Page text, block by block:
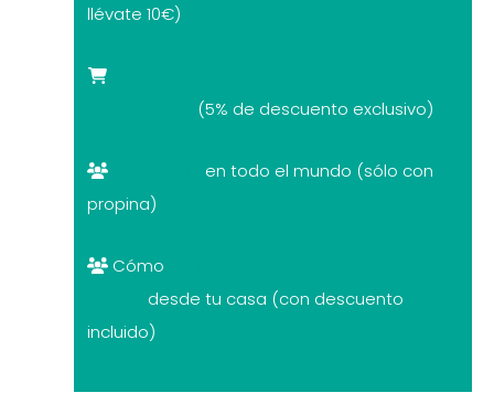
llévate 10€)
(5% de descuento exclusivo)
en todo el mundo (sólo con
propina)
Cómo
desde tu casa (con descuento
incluido)